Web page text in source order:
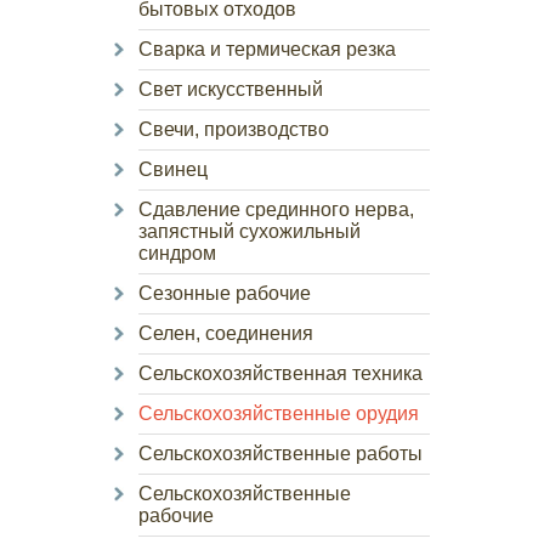
бытовых отходов
Сварка и термическая резка
Свет искусственный
Свечи, производство
Свинец
Сдавление срединного нерва,
запястный сухожильный
синдром
Сезонные рабочие
Селен, соединения
Сельскохозяйственная техника
Сельскохозяйственные орудия
Сельскохозяйственные работы
Сельскохозяйственные
рабочие